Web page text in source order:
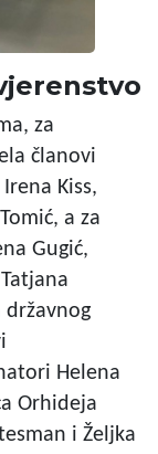
za
članovi
Kiss,
a za
Gugić,
državnog
Helena
Orhideja
i Željka